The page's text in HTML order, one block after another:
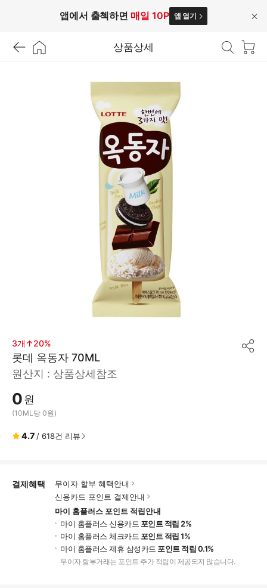
앱에서 출첵하면 매일 10P 앱 열기
닫
상품상세
3개↑20%
롯데 옥동자 70ML
원산지 : 상품상세참조
0원
(10ML당 0원)
4.7 / 618건 리뷰
공
결제혜택
무이자 할부 혜택안내
신용카드 포인트 결제안내
마이 홈플러스 포인트 적립안내
마이 홈플러스 신용카드 포인트 적립 2%
마이 홈플러스 체크카드 포인트 적립 1%
마이 홈플러스 제휴 삼성카드 포인트 적립 0.1%
무이자 할부거래는 포인트 추가 적립이 제공되지 않습니다.